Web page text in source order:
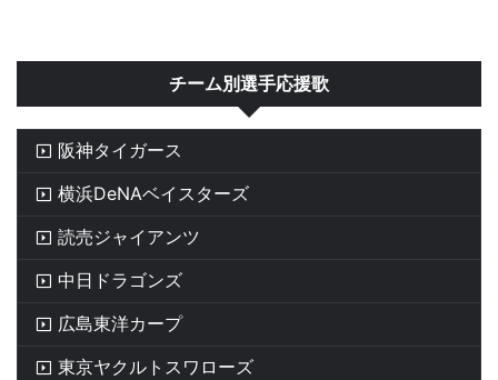
チーム別選手応援歌
阪神タイガース
横浜DeNAベイスターズ
読売ジャイアンツ
中日ドラゴンズ
広島東洋カープ
東京ヤクルトスワローズ